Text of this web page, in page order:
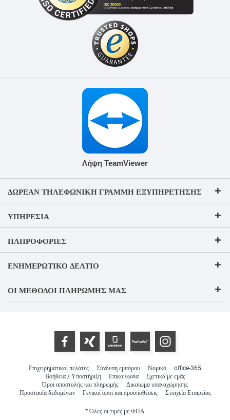
Λήψη TeamViewer
ΔΩΡΕΆΝ ΤΗΛΕΦΩΝΙΚΉ ΓΡΑΜΜΉ ΕΞΥΠΗΡΈΤΗΣΗΣ
ΥΠΗΡΕΣΊΑ
ΠΛΗΡΟΦΟΡΊΕΣ
ΕΝΗΜΕΡΩΤΙΚΌ ΔΕΛΤΊΟ
ΟΙ ΜΈΘΟΔΟΙ ΠΛΗΡΩΜΉΣ ΜΑΣ
Επιχειρηματικοί πελάτες Σύνδεση εμπόρου Νομικό
office-365
Βοήθεια / Υποστήριξη
Επικοινωνία
Σχετικά με εμάς
Όροι αποστολής και πληρωμής
Δικαίωμα υπαναχώρησης
Προστασία δεδομένων
Γενικοί όροι και προϋποθέσεις Στοιχεία Εταιρείας
* Όλες οι τιμές με ΦΠΑ